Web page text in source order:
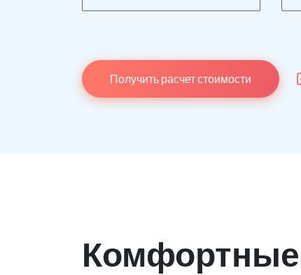
Получить расчет стоимости
Комфортные